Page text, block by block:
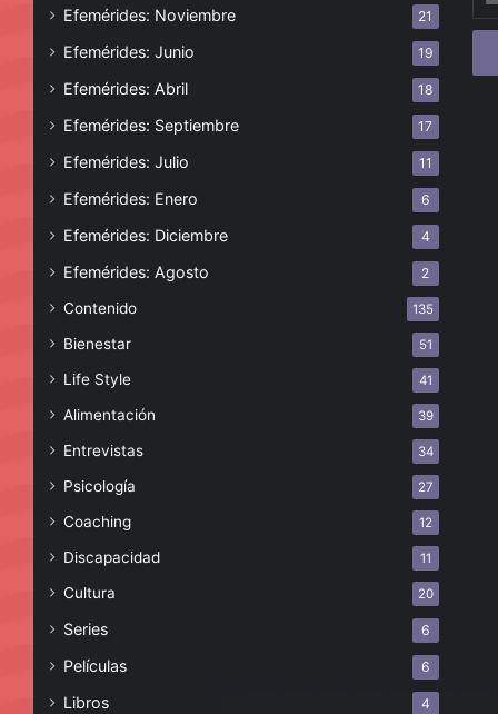
Efemérides: Noviembre 21
Efemérides: Junio 19
Efemérides: Abril 18
Efemérides: Septiembre 17
Efemérides: Julio 11
Efemérides: Enero 6
Efemérides: Diciembre 4
Efemérides: Agosto 2
Contenido 135
Bienestar 51
Life Style 41
Alimentación 39
Entrevistas 34
Psicología 27
Coaching 12
Discapacidad 11
Cultura 20
Series 6
Películas 6
Libros 4